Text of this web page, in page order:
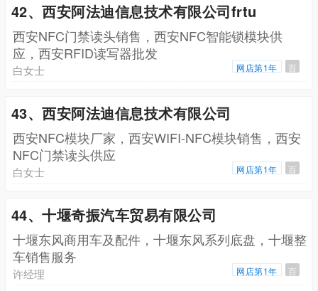
42、西安阿法迪信息技术有限公司frtu
西安NFC门禁读头销售，西安NFC智能锁模块供
应，西安RFID读写器批发
白女士 网店第1年 百
43、西安阿法迪信息技术有限公司
西安NFC模块厂家，西安WIFI-NFC模块销售，西安
NFC门禁读头供应
白女士 网店第1年 百
44、十堰奇振汽车贸易有限公司
十堰东风商用车及配件，十堰东风系列底盘，十堰整
车销售服务
许经理 网店第1年 百